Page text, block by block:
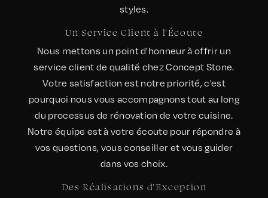
styles.
Un Service Client à l'Écoute
Nous mettons un point d'honneur à offrir un
service client de qualité chez Concept Stone.
Votre satisfaction est notre priorité, c'est
pourquoi nous vous accompagnons tout au long
du processus de rénovation de votre cuisine.
Notre équipe est à votre écoute pour répondre à
vos questions, vous conseiller et vous guider
dans vos choix.
Des Réalisations d'Exception